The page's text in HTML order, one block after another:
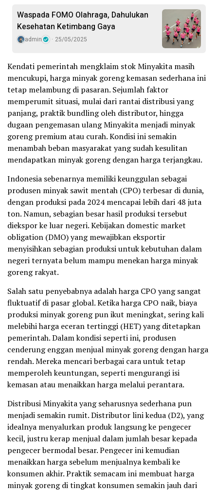
Waspada FOMO Olahraga, Dahulukan
Kesehatan Ketimbang Gaya
admin 25/05/2025
Kendati pemerintah mengklaim stok Minyakita masih
mencukupi, harga minyak goreng kemasan sederhana ini
tetap melambung di pasaran. Sejumlah faktor
memperumit situasi, mulai dari rantai distribusi yang
panjang, praktik bundling oleh distributor, hingga
dugaan pengemasan ulang Minyakita menjadi minyak
goreng premium atau curah. Kondisi ini semakin
menambah beban masyarakat yang sudah kesulitan
mendapatkan minyak goreng dengan harga terjangkau.
Indonesia sebenarnya memiliki keunggulan sebagai
produsen minyak sawit mentah (CPO) terbesar di dunia,
dengan produksi pada 2024 mencapai lebih dari 48 juta
ton. Namun, sebagian besar hasil produksi tersebut
diekspor ke luar negeri. Kebijakan domestic market
obligation (DMO) yang mewajibkan eksportir
menyisihkan sebagian produksi untuk kebutuhan dalam
negeri ternyata belum mampu menekan harga minyak
goreng rakyat.
Salah satu penyebabnya adalah harga CPO yang sangat
fluktuatif di pasar global. Ketika harga CPO naik, biaya
produksi minyak goreng pun ikut meningkat, sering kali
melebihi harga eceran tertinggi (HET) yang ditetapkan
pemerintah. Dalam kondisi seperti ini, produsen
cenderung enggan menjual minyak goreng dengan harga
rendah. Mereka mencari berbagai cara untuk tetap
memperoleh keuntungan, seperti mengurangi isi
kemasan atau menaikkan harga melalui perantara.
Distribusi Minyakita yang seharusnya sederhana pun
menjadi semakin rumit. Distributor lini kedua (D2), yang
idealnya menyalurkan produk langsung ke pengecer
kecil, justru kerap menjual dalam jumlah besar kepada
pengecer bermodal besar. Pengecer ini kemudian
menaikkan harga sebelum menjualnya kembali ke
konsumen akhir. Praktik semacam ini membuat harga
minyak goreng di tingkat konsumen semakin jauh dari